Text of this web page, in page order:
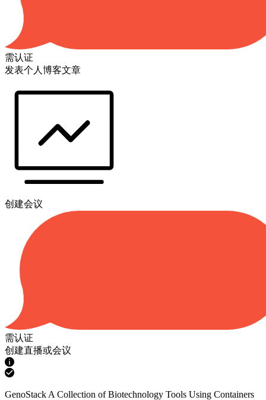
需认证
发表个人博客文章
创建会议
需认证
创建直播或会议
GenoStack A Collection of Biotechnology Tools Using Containers